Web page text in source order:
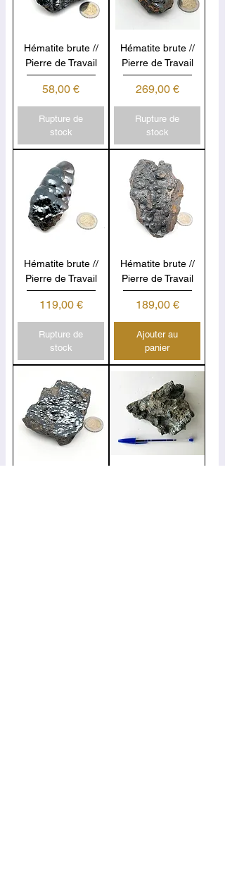
Hématite brute //
Pierre de Travail
Prix
58,00 €
Rupture de
stock
Hématite brute //
Pierre de Travail
Prix
269,00 €
Rupture de
stock
Hématite brute //
Pierre de Travail
Prix
119,00 €
Rupture de
stock
Hématite brute //
Pierre de Travail
Prix
189,00 €
Ajouter au
panier